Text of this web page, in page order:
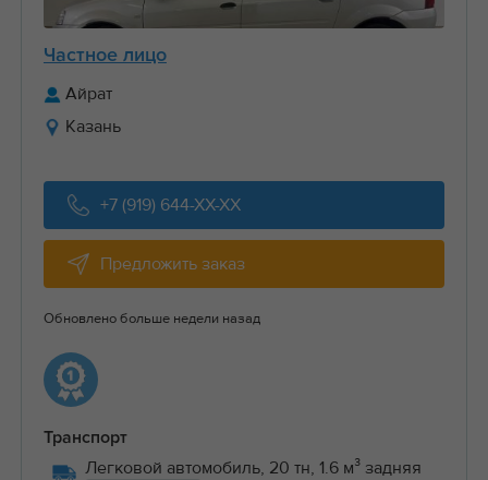
Частное лицо
Айрат
Казань
+7 (919) 644-XX-XX
Предложить заказ
Обновлено больше недели назад
Транспорт
Легковой автомобиль, 20 тн, 1.6 м³ задняя